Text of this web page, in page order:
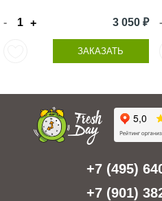
- + 3 050 ₽
ЗАКАЗАТЬ
-
+7 (495)
+7 (901)